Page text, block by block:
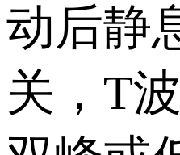
动后静
关，T